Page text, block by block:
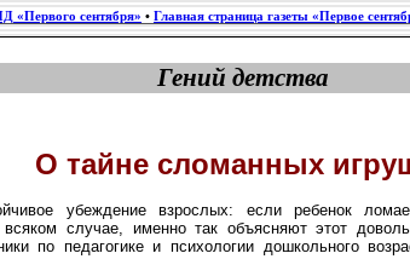
«Первого сентября» • Главная страница газеты «Первое
Гений детства
О тайне сломанных
убеждение взрослых: если ребенок
случае, именно так объясняют этот
по педагогике и психологии дошкольного